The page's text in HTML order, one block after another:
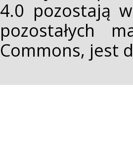
4.0 pozostają
pozostałych
Commons, jest